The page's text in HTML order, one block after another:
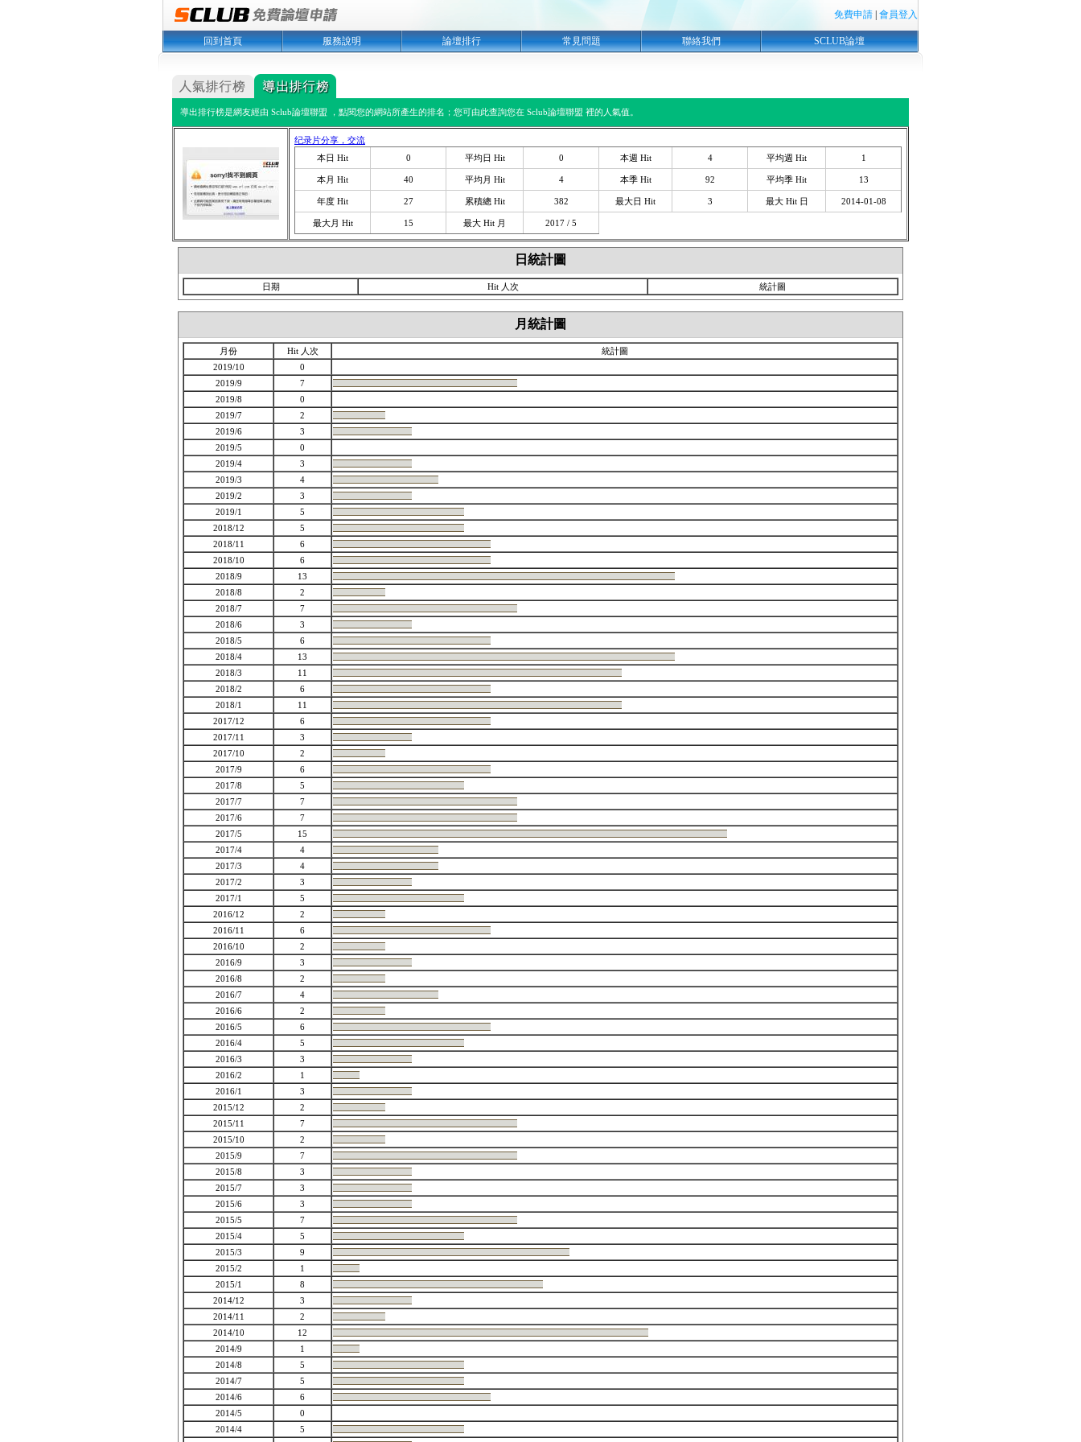
免費申請 會員登入
回到首頁 服務說明 論壇排行 常見問題 聯絡我們 SCLUB論壇
導出排行榜是網友經由 Sclub論壇聯盟 ，點閱您的網站所產生的排名；您可由此查詢您在 Sclub論壇聯盟 裡的人氣值。
纪录片分享，交流
本日 Hit
0 平均日 Hit 0 本週 Hit 4 平均週 Hit 1
本月 Hit 40 平均月 Hit 4 本季 Hit 92 平均季 Hit 13
年度 Hit 27 累積總 Hit 382 最大日 Hit 3 最大 Hit 日 2014-01-08
最大月 Hit 15 最大 Hit 月 2017 / 5
日統計圖
日期 Hit 人次 統計圖
月統計圖
月份 Hit 人次
統計圖
2019/10
0
2019/9
7
2019/8
0
2019/7
2
2019/6
3
2019/5
0
2019/4
3
2019/3
4
2019/2
3
2019/1
5
2018/12
5
2018/11
6
2018/10
6
2018/9
13
2018/8
2
2018/7
7
2018/6
3
2018/5
6
2018/4
13
2018/3
11
2018/2
6
2018/1
11
2017/12
6
2017/11
3
2017/10
2
2017/9
6
2017/8
5
2017/7
7
2017/6
7
2017/5
15
2017/4
4
2017/3
4
2017/2
3
2017/1
5
2016/12
2
2016/11
6
2016/10
2
2016/9
3
2016/8
2
2016/7
4
2016/6
2
2016/5
6
2016/4
5
2016/3
3
2016/2
1
2016/1
3
2015/12
2
2015/11
7
2015/10
2
2015/9
7
2015/8
3
2015/7
3
2015/6
3
2015/5
7
2015/4
5
2015/3
9
2015/2
1
2015/1
8
2014/12
3
2014/11
2
2014/10
12
2014/9
1
2014/8
5
2014/7
5
2014/6
6
2014/5
0
2014/4
5